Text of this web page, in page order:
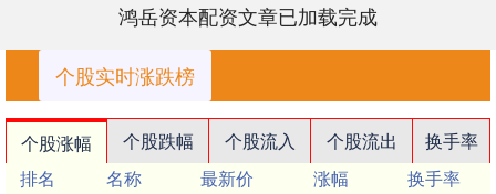
鸿岳资本配资文章已加载完成
个股实时涨跌榜
个股涨幅 个股跌幅 个股流入 个股流出
换手率
排名
名称 最新价 涨幅
换手率